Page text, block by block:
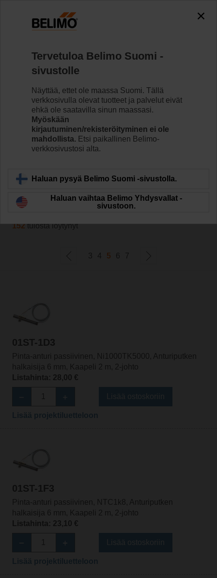
accessing the absolute URL
"https://www.belimo.com/fi/fi_FI/~mgnlArea=outdated~".
Anturit/Mittarit
Putkianturit (vesi)
Belimo tarjoaa uppo- ja kosketusantureita. Valitse paras
asennusvaihtoehto lämpötila-, paine- tai
virtausmittauksiisi putkien, lämmityskattiloiden ja
säiliöiden sisällä ja pinnalla.
Suodata
152tulosta löytynyt
3 4 5 6 7
01ST-1D3
Pinta-anturi passiivinen, Ni1000TK5000, Anturiputken
halkaisija 6 mm, Kaapeli 2 m, 2-johto
Listahinta: 28,00 €
01ST-1F3
Pinta-anturi passiivinen, NTC1k8, Anturiputken
halkaisija 6 mm, Kaapeli 2 m, 2-johto
Listahinta: 23,10 €
Tervetuloa Belimo Suomi -
sivustolle
Näyttää, ettet ole maassa Suomi. Tällä
verkkosivulla olevat tuotteet ja palvelut eivät
ehkä ole saatavilla sinun maassasi.
Myöskään
kirjautuminen/rekisteröityminen ei ole
mahdollista. Etsi paikallinen Belimo-
verkkosivustosi alta.
Haluan pysyä Belimo Suomi -sivustolla.
Haluan vaihtaa Belimo Yhdysvallat -
sivustoon.